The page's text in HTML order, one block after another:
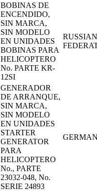
BOBINAS DE
ENCENDIDO,
SIN MARCA,
SIN MODELO
EN UNIDADES
BOBINAS PARA
HELICOPTERO
No. PARTE KR-
12SI
RUSSIAN
GENERADOR
DE ARRANQUE,
SIN MARCA,
SIN MODELO
EN UNIDADES
STARTER
GENERATOR
PARA
HELICOPTERO
No., PARTE
23032-048, No.
SERIE 24893